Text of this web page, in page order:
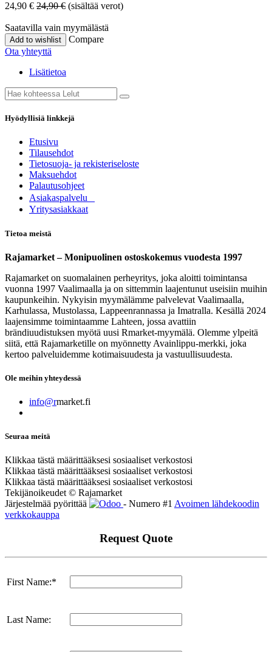
24,90 € 24,90€ (sisältää verot)
Saatavilla vain myymälästä
Add to wishlist
Compare
Ota yhteyttä
Lisätietoa
Hyödyllisiä linkkejä
Etusivu
Tilausehdot
Tietosuoja- ja rekisteriseloste
Maksuehdot
Palautusohjeet
Asia​k​aspalvelu
​Yritysasiakkaat
Tietoa meistä
Rajamarket – Monipuolinen ostoskokemus vuodesta 1997
Rajamarket on suomalainen perheyritys, joka aloitti toimintansa
vuonna 1997 Vaalimaalla ja on sittemmin laajentunut useisiin muihin
kaupunkeihin. Nykyisin myymälämme palvelevat Vaalimaalla,
Karhulassa, Mustolassa, Lappeenrannassa ja Imatralla. Kesällä 2024
laajensimme toimintaamme Lahteen, jossa avattiin
brändiuudistuksen myötä uusi Rmarket-myymälä. Olemme ylpeitä
siitä, että Rajamarketille on myönnetty Avainlippu-merkki, joka
kertoo palveluidemme kotimaisuudesta ja vastuullisuudesta.
Ole meihin yhteydessä
info@rmarket.fi
Seuraa meitä
Klikkaa tästä määrittääksesi sosiaaliset verkostosi
Klikkaa tästä määrittääksesi sosiaaliset verkostosi
Klikkaa tästä määrittääksesi sosiaaliset verkostosi
Tekijänoikeudet © Rajamarket
Järjestelmää pyörittää
- Numero #1 Avoimen lähdekoodin
verkkokauppa
Request Quote
First Name:*
Last Name: